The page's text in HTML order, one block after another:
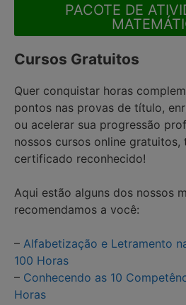
PACOTE DE
Cursos Gratuitos
Quer conquistar horas
pontos nas provas de título,
ou acelerar sua progressão
nossos cursos online gratuitos,
certificado reconhecido!
Aqui estão alguns dos nossos
recomendamos a você:
– Alfabetização e Letramento
100 Horas
– Conhecendo as 10
Horas